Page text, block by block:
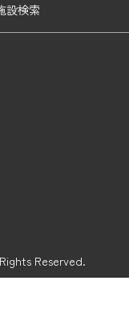
設検索
Reserved.